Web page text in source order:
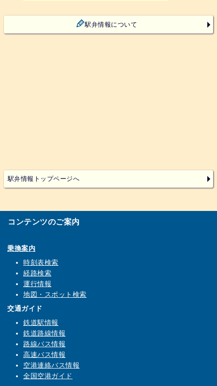
駅弁情報について
駅弁情報トップページへ
コンテンツのご案内
乗換案内
時刻表検索
経路検索
運行情報
地図・スポット検索
交通ガイド
鉄道駅情報
鉄道路線情報
路線バス情報
高速バス情報
空港連絡バス情報
全国空港ガイド